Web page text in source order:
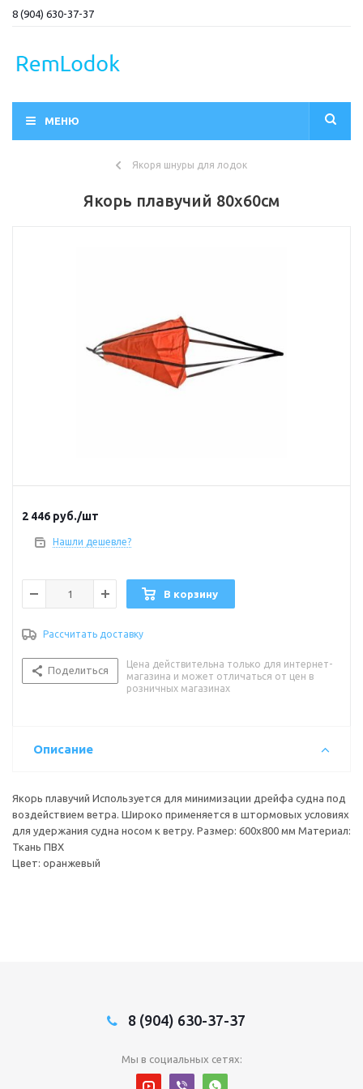
8 (904) 630-37-37
МЕНЮ
Якоря шнуры для лодок
Якорь плавучий 80х60см
2 446 руб./шт
Нашли дешевле?
В корзину
Рассчитать доставку
Поделиться
Цена действительна только для интернет-
магазина и может отличаться от цен в
розничных магазинах
Описание
Якорь плавучий Используется для минимизации дрейфа судна под
воздействием ветра. Широко применяется в штормовых условиях
для удержания судна носом к ветру. Размер: 600х800 мм Материал:
Ткань ПВХ
Цвет: оранжевый
8 (904) 630-37-37
Мы в социальных сетях: